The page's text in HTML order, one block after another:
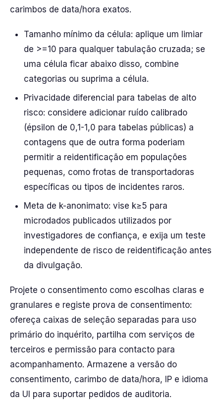
carimbos de data/hora exatos.
Tamanho mínimo da célula: aplique um limiar
de >=10 para qualquer tabulação cruzada; se
uma célula ficar abaixo disso, combine
categorias ou suprima a célula.
Privacidade diferencial para tabelas de alto
risco: considere adicionar ruído calibrado
(épsilon de 0,1-1,0 para tabelas públicas) a
contagens que de outra forma poderiam
permitir a reidentificação em populações
pequenas, como frotas de transportadoras
específicas ou tipos de incidentes raros.
Meta de k-anonimato: vise k≥5 para
microdados publicados utilizados por
investigadores de confiança, e exija um teste
independente de risco de reidentificação antes
da divulgação.
Projete o consentimento como escolhas claras e
granulares e registe prova de consentimento:
ofereça caixas de seleção separadas para uso
primário do inquérito, partilha com serviços de
terceiros e permissão para contacto para
acompanhamento. Armazene a versão do
consentimento, carimbo de data/hora, IP e idioma
da UI para suportar pedidos de auditoria.